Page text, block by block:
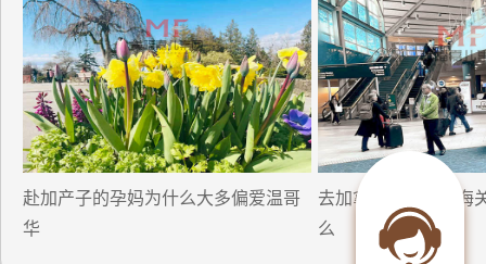
赴加产子的孕妈为什么大多偏爱温哥
华
去加拿大生孩子过海
么